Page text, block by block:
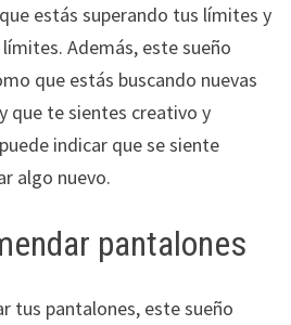
estás superando tus límites y
Además, este sueño
que estás buscando nuevas
que te sientes creativo y
indicar que se siente
algo nuevo.
pantalones
tus pantalones, este sueño